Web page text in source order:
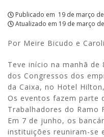
Publicado em 19 de março
Atualizado em 19 de março
Por Meire Bicudo e
Teve início na manhã
dos Congressos dos
da Caixa, no Hotel
Os eventos fazem parte
Trabalhadores do Ramo
Em 7 de junho, os
instituições reuniram-se